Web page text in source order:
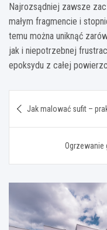
Najrozsądniej zawsze
małym fragmencie i
temu można uniknąć
jak i niepotrzebnej
epoksydu z całej
wpisu
Jak malować sufit –
Ogrzewanie